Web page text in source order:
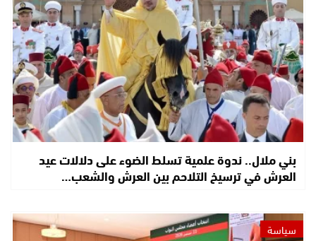
بني ملال.. ندوة علمية تسلط الضوء على دلالات عيد
العرش في ترسيخ التلاحم بين العرش والشعب…
سياسة